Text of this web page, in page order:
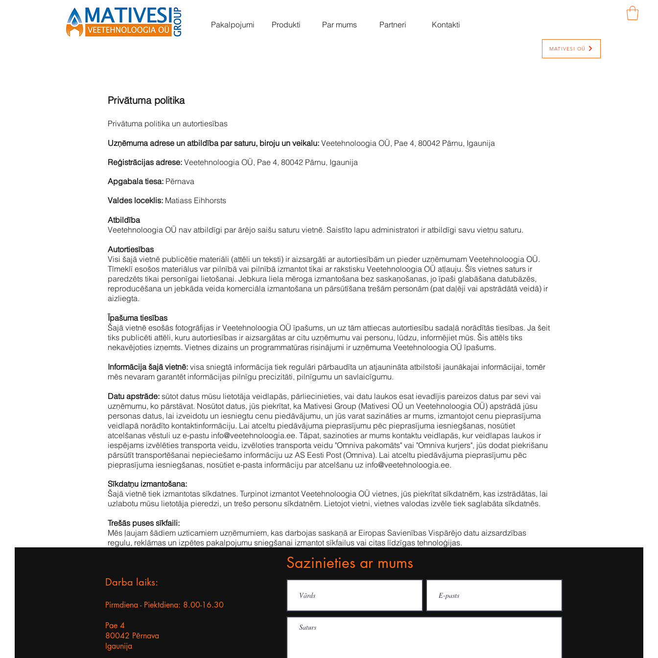
Pakalpojumi Produkti Par mums Partneri Kontakti
MATIVESI OÜ
Privātuma politika
Privātuma politika un autortiesības
Uzņēmuma adrese un atbildība par saturu, biroju un veikalu: Veetehnoloogia OÜ, Pae 4, 80042 Pärnu, Igaunija
Reģistrācijas adrese: Veetehnoloogia OÜ, Pae 4, 80042 Pärnu, Igaunija
Apgabala tiesa: Pērnava
Valdes loceklis: Matiass Eihhorsts
Atbildība
Veetehnoloogia OÜ nav atbildīgi par ārējo saišu saturu vietnē. Saistīto lapu administratori ir atbildīgi savu vietņu saturu.
Autortiesības
Visi šajā vietnē publicētie materiāli (attēli un teksti) ir aizsargāti ar autortiesībām un pieder uzņēmumam Veetehnoloogia OÜ.
Tīmeklī esošos materiālus var pilnībā vai pilnībā izmantot tikai ar rakstisku Veetehnoloogia OÜ atļauju. Šīs vietnes saturs ir
paredzēts tikai personīgai lietošanai. Jebkura liela mēroga izmantošana bez saskaņošanas, jo īpaši glabāšana datubāzēs,
reproducēšana un jebkāda veida komerciāla izmantošana un pārsūtīšana trešām personām (pat daļēji vai apstrādātā veidā) ir
aizliegta.
Īpašuma tiesības
Šajā vietnē esošās fotogrāfijas ir Veetehnoloogia OÜ īpašums, un uz tām attiecas autortiesību sadaļā norādītās tiesības. Ja šeit
tiks publicēti attēli, kuru autortiesības ir aizsargātas ar citu uzņēmumu vai personu, lūdzu, informējiet mūs. Šis attēls tiks
nekavējoties izņemts. Vietnes dizains un programmatūras risinājumi ir uzņēmuma Veetehnoloogia OÜ īpašums.
Informācija šajā vietnē: visa sniegtā informācija tiek regulāri pārbaudīta un atjaunināta atbilstoši jaunākajai informācijai, tomēr
mēs nevaram garantēt informācijas pilnīgu precizitāti, pilnīgumu un savlaicīgumu.
Datu apstrāde: sūtot datus mūsu lietotāja veidlapās, pārliecinieties, vai datu laukos esat ievadījis pareizos datus par sevi vai
uzņēmumu, ko pārstāvat. Nosūtot datus, jūs piekrītat, ka Mativesi Group (Mativesi OÜ un Veetehnoloogia OÜ) apstrādā jūsu
personas datus, lai izveidotu un iesniegtu cenu piedāvājumu, un jūs varat sazināties ar mums, izmantojot cenu pieprasījuma
veidlapā norādīto kontaktinformāciju. Lai atceltu piedāvājuma pieprasījumu pēc pieprasījuma iesniegšanas, nosūtiet
atcelšanas vēstuli uz e-pastu info@veetehnoloogia.ee. Tāpat, sazinoties ar mums kontaktu veidlapās, kur veidlapas laukos ir
iespējams izvēlēties transporta veidu, izvēloties transporta veidu "Omniva pakomāts" vai "Omniva kurjers", jūs dodat piekrišanu
pārsūtīt transportēšanai nepieciešamo informāciju uz AS Eesti Post (Omniva). Lai atceltu piedāvājuma pieprasījumu pēc
pieprasījuma iesniegšanas, nosūtiet e-pasta informāciju par atcelšanu uz info@veetehnoloogia.ee.
Sīkdatņu izmantošana:
Šajā vietnē tiek izmantotas sīkdatnes. Turpinot izmantot Veetehnoloogia OÜ vietnes, jūs piekrītat sīkdatnēm, kas izstrādātas, lai
uzlabotu mūsu lietotāja pieredzi, un trešo personu sīkdatnēm. Lietojot vietni, vietnes valodas izvēle tiek saglabāta sīkdatnēs.
Trešās puses sīkfaili:
Mēs ļaujam šādiem uzticamiem uzņēmumiem, kas darbojas saskaņā ar Eiropas Savienības Vispārējo datu aizsardzības
regulu, reklāmas un izpētes pakalpojumu sniegšanai izmantot sīkfailus vai citas līdzīgas tehnoloģijas.
Darba laiks:
Pirmdiena - Piektdiena: 8.00-16.30
Pae 4
80042 Pērnava
Igaunija
Sazinieties ar mums